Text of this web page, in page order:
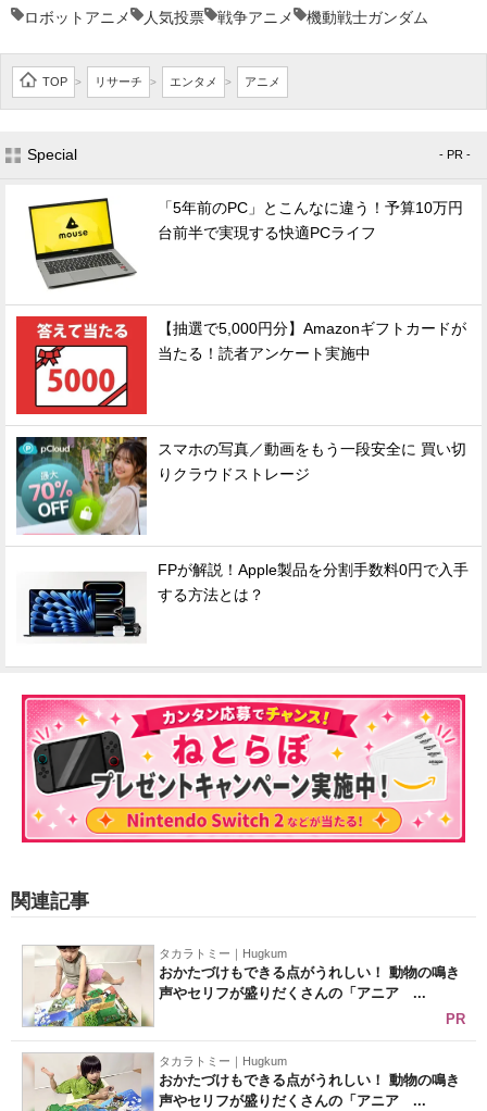
ロボットアニメ 人気投票 戦争アニメ 機動戦士ガンダム
TOP > リサーチ > エンタメ > アニメ
Special - PR -
「5年前のPC」とこんなに違う！予算10万円
台前半で実現する快適PCライフ
【抽選で5,000円分】Amazonギフトカードが
当たる！読者アンケート実施中
スマホの写真／動画をもう一段安全に 買い切
りクラウドストレージ
FPが解説！Apple製品を分割手数料0円で入手
する方法とは？
関連記事
タカラトミー｜Hugkum
おかたづけもできる点がうれしい！ 動物の鳴き
声やセリフが盛りだくさんの「アニア ...
PR
タカラトミー｜Hugkum
おかたづけもできる点がうれしい！ 動物の鳴き
声やセリフが盛りだくさんの「アニア ...